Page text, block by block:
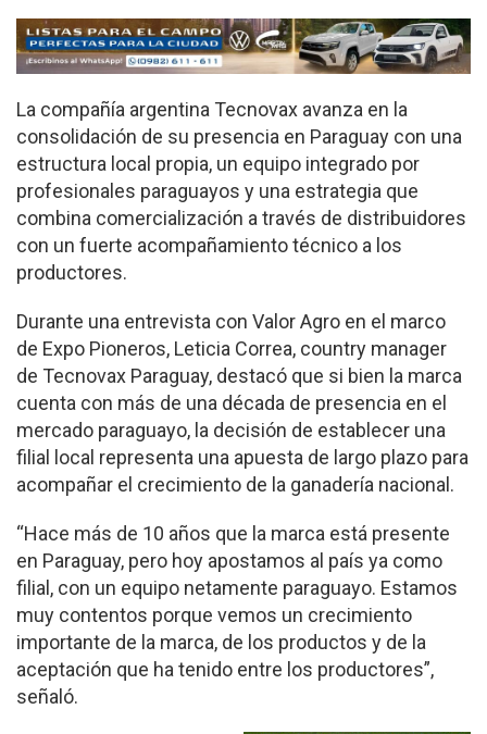
La compañía argentina Tecnovax avanza en la
consolidación de su presencia en Paraguay con una
estructura local propia, un equipo integrado por
profesionales paraguayos y una estrategia que
combina comercialización a través de distribuidores
con un fuerte acompañamiento técnico a los
productores.
Durante una entrevista con Valor Agro en el marco
de Expo Pioneros, Leticia Correa, country manager
de Tecnovax Paraguay, destacó que si bien la marca
cuenta con más de una década de presencia en el
mercado paraguayo, la decisión de establecer una
filial local representa una apuesta de largo plazo para
acompañar el crecimiento de la ganadería nacional.
“Hace más de 10 años que la marca está presente
en Paraguay, pero hoy apostamos al país ya como
filial, con un equipo netamente paraguayo. Estamos
muy contentos porque vemos un crecimiento
importante de la marca, de los productos y de la
aceptación que ha tenido entre los productores”,
señaló.